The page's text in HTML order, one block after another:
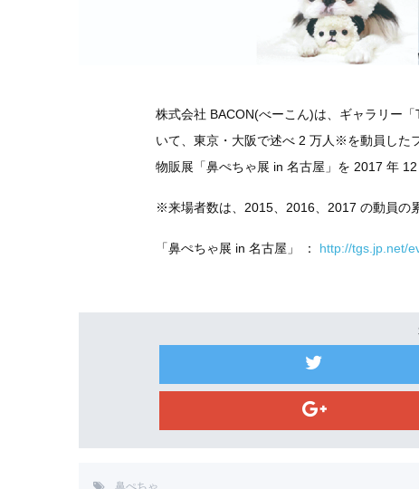
株式会社 BACON(べーこん)は、ギャラリー
いて、東京・大阪で述べ 2 万人※を動員した
物販展「鼻ぺちゃ展 in 名古屋」を 2017 年
※来場者数は、2015、2016、2017 の動員の
「鼻ぺちゃ展 in 名古屋」 ： http://tgs.jp.net/
鼻ぺちゃ